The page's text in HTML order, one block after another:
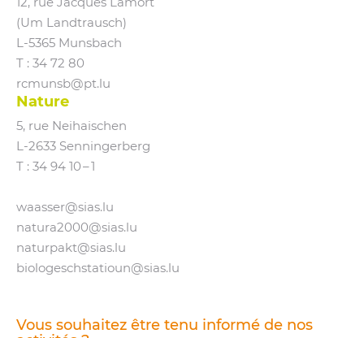
(Um Landtrausch)
L‑5365 Munsbach
T : 34 72 80
rcmunsb@​pt.​lu
Nature
5, rue Neihaischen
L‑2633 Senningerberg
T : 34 94 10 – 1
waasser@​sias.​lu
natura2000@​sias.​lu
naturpakt@​sias.​lu
biologeschstatioun@​sias.​lu
Vous souhaitez être tenu informé de nos